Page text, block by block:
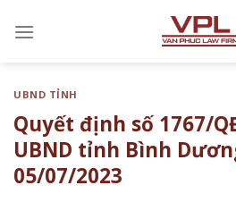
đến
UBND TỈNH
Quyết định số 1767/
UBND tỉnh Bình
05/07/2023